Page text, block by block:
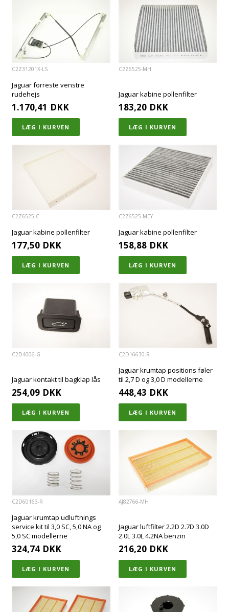
C2Z31201X-LS
Jaguar forreste venstre
rudehejs
1.170,41 DKK
C2Z6525-MH
Jaguar kabine pollenfilter
183,20 DKK
C2Z6525-C
Jaguar kabine pollenfilter
177,50 DKK
C2Z6525-MEY
Jaguar kabine pollenfilter
158,88 DKK
C2D4006-G
Jaguar kontakt til bagklap lås
254,09 DKK
C2D16630-R
Jaguar krumtap positions føler
til 2,7 D og 3,0 D modellerne
448,43 DKK
C2D60163-R
Jaguar krumtap udluftnings
service kit til 3,0 SC, 5,0 NA og
5,0 SC modellerne
324,74 DKK
AJ82766-MH
Jaguar luftfilter 2.2D 2.7D 3.0D
2.0L 3.0L 4.2NA benzin
216,20 DKK